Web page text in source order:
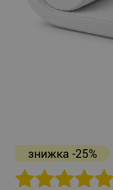
знижка -25%